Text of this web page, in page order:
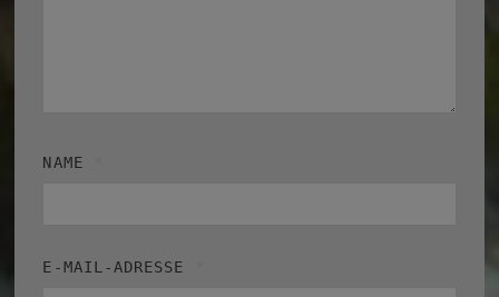
NAME
E-MAIL-ADRESSE